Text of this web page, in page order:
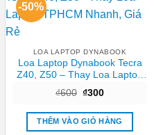
-50%
LOA LAPTOP DYNABOOK
Loa Laptop Dynabook Tecra
Z40, Z50 – Thay Loa Laptop
TPHCM Nhanh, Giá Rẻ
₫600 Giá
là:
₫600.
₫300Giá
tại
là:
₫300.
THÊM VÀO GIỎ HÀNG